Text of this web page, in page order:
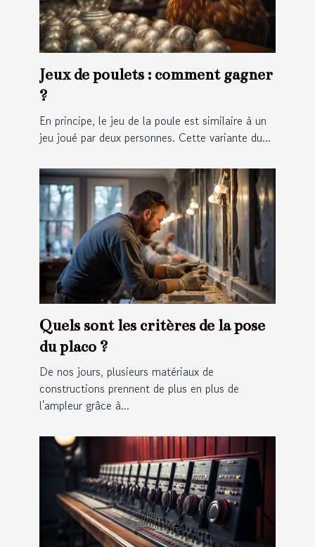
Jeux de poulets : comment gagner
?
En principe, le jeu de la poule est similaire à un
jeu joué par deux personnes. Cette variante du...
Quels sont les critères de la pose
du placo ?
De nos jours, plusieurs matériaux de
constructions prennent de plus en plus de
l'ampleur grâce à...